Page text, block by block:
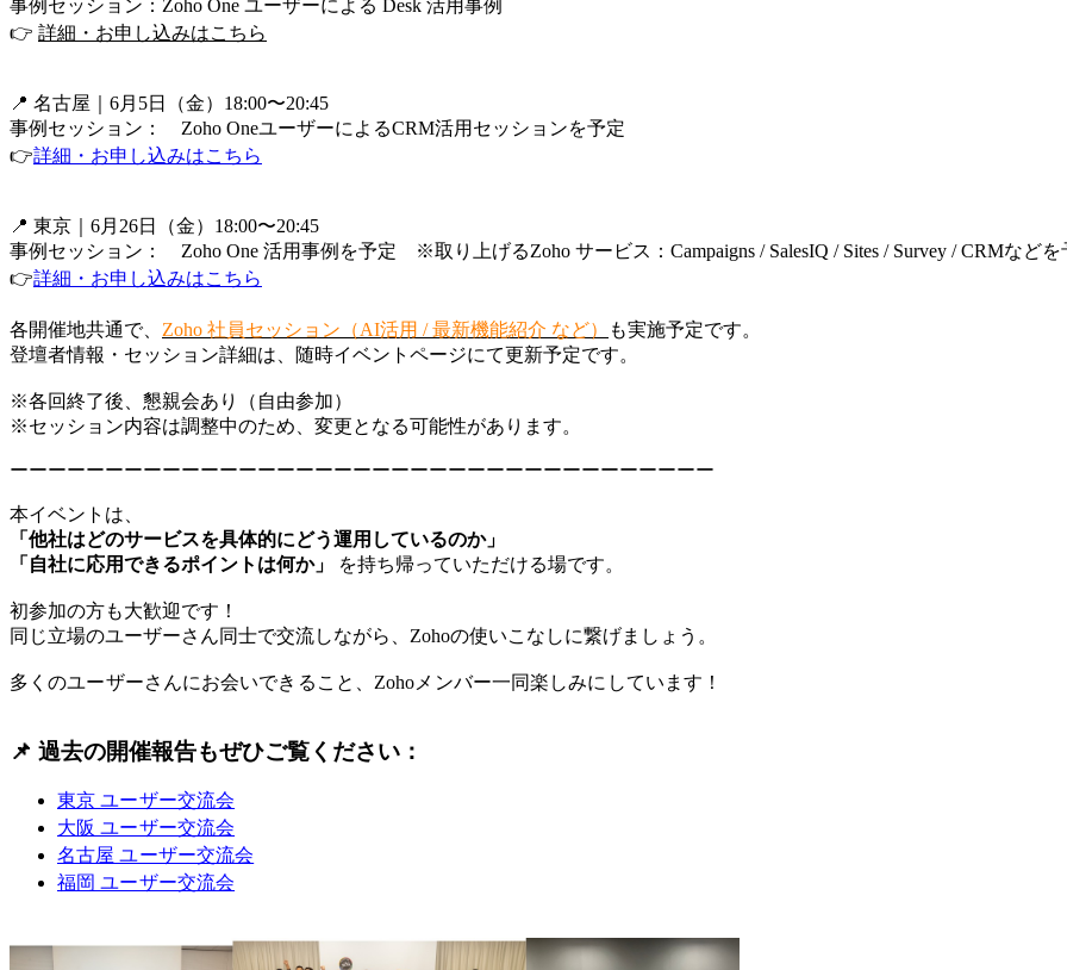
事例セッション：Zoho One ユーザーによる Desk 活用事例
👉 詳細・お申し込みはこちら
📍 名古屋
6月5日（金）18:00〜20:45
事例セッション： Zoho OneユーザーによるCRM活用セッションを予定
👉詳細・お申し込みはこちら
📍 東京
6月26日（金）18:00〜20:45
事例セッション： Zoho One 活用事例を予定 ※取り上げるZoho サービス：Campaigns / SalesIQ / Sites / Survey / CRMなどを
👉詳細・お申し込みはこちら
各開催地共通で、 Zoho 社員セッション（AI活用 / 最新機能紹介 など）
も実施予定です。
登壇者情報・セッション詳細は、随時イベントページにて更新予定です。
※各回終了後、懇親会あり（自由参加）
※セッション内容は調整中のため、変更となる可能性があります。
ーーーーーーーーーーーーーーーーーーーーーーーーーーーーーーーーーーーーー
本イベントは、
「他社はどのサービスを具体的にどう運用しているのか」
「自社に応用できるポイントは何か」
を持ち帰っていただける場です。
初参加の方も大歓迎です！
同じ立場のユーザーさん同士で交流しながら、Zohoの使いこなしに繋げましょう。
多くのユーザーさんにお会いできること、Zohoメンバー一同楽しみにしています！
📌 過去の開催報告もぜひご覧ください：
東京 ユーザー交流会
大阪 ユーザー交流会
名古屋 ユーザー交流会
福岡 ユーザー交流会